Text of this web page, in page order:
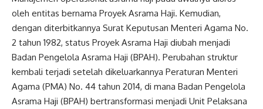
oleh entitas bernama Proyek Asrama Haji. Kemudian,
dengan diterbitkannya Surat Keputusan Menteri Agama No.
2 tahun 1982, status Proyek Asrama Haji diubah menjadi
Badan Pengelola Asrama Haji (BPAH). Perubahan struktur
kembali terjadi setelah dikeluarkannya Peraturan Menteri
Agama (PMA) No. 44 tahun 2014, di mana Badan Pengelola
Asrama Haji (BPAH) bertransformasi menjadi Unit Pelaksana